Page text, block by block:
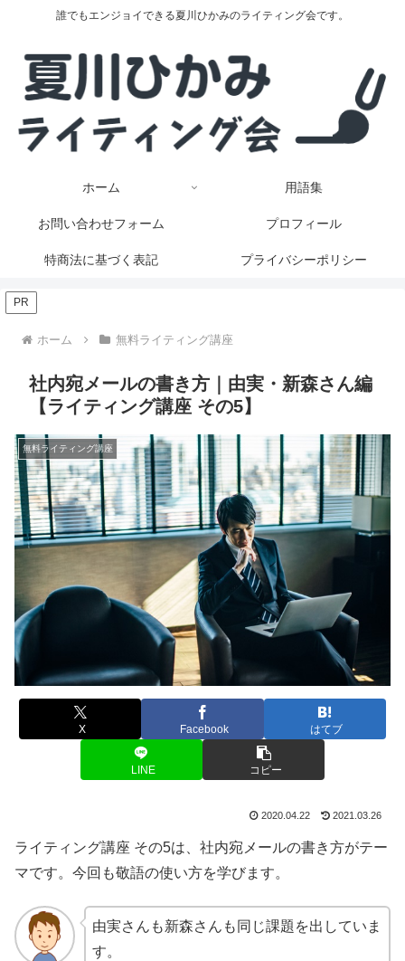
誰でもエンジョイできる夏川ひかみのライティング会です。
ホーム 用語集
お問い合わせフォーム プロフィール
特商法に基づく表記 プライバシーポリシー
PR
ホーム 無料ライティング講座
社内宛メールの書き方｜由実・新森さん編
【ライティング講座 その5】
無料ライティング講座
X Facebook はてブ
LINE コピー
2020.04.22 2021.03.26
ライティング講座 その5は、社内宛メールの書き方がテー
マです。今回も敬語の使い方を学びます。
由実さんも新森さんも同じ課題を出していま
す。